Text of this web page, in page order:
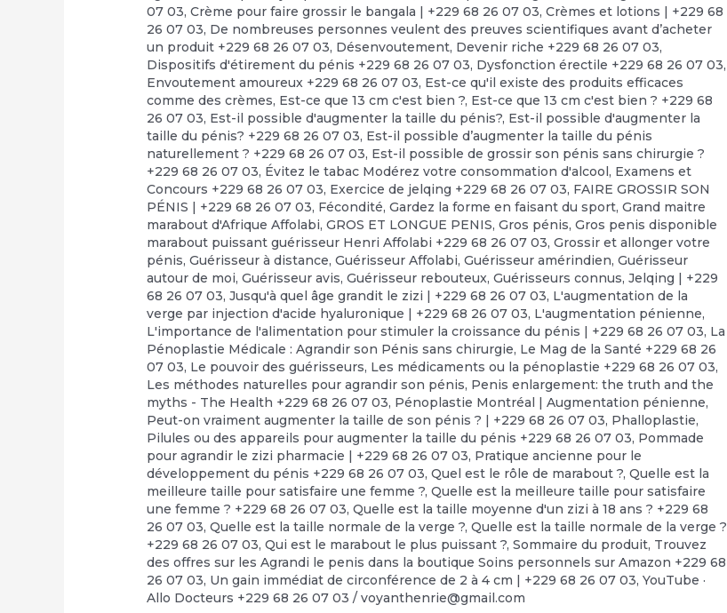
07 03,Crème pour faire grossir le bangala | +229 68 26 07 03,Crèmes et lotions | +229 68
26 07 03, De nombreuses personnes veulent des preuves scientifiques avant d’acheter
un produit +229 68 26 07 03, Désenvoutement, Devenir riche +229 68 26 07 03,
Dispositifs d'étirement du pénis +229 68 26 07 03, Dysfonction érectile +229 68 26 07 03,
Envoutement amoureux +229 68 26 07 03, Est-ce qu'il existe des produits efficaces
comme des crèmes, Est-ce que 13 cm c'est bien ?, Est-ce que 13 cm c'est bien ? +229 68
26 07 03, Est-il possible d'augmenter la taille du pénis?, Est-il possible d'augmenter la
taille du pénis? +229 68 26 07 03, Est-il possible d’augmenter la taille du pénis
naturellement ? +229 68 26 07 03, Est-il possible de grossir son pénis sans chirurgie ?
+229 68 26 07 03, Évitez le tabac Modérez votre consommation d'alcool , Examens et
Concours +229 68 26 07 03, Exercice de jelqing +229 68 26 07 03, FAIRE GROSSIR SON
PÉNIS | +229 68 26 07 03, Fécondité,Gardez la forme en faisant du sport,Grand maitre
marabout d'Afrique Affolabi,GROS ET LONGUE PENIS,Gros pénis,Gros penis disponible
marabout puissant guérisseur Henri Affolabi +229 68 26 07 03,Grossir et allonger votre
pénis,Guérisseur à distance,Guérisseur Affolabi,Guérisseur amérindien,Guérisseur
autour de moi,Guérisseur avis,Guérisseur rebouteux,Guérisseurs connus,Jelqing | +229
68 26 07 03,Jusqu'à quel âge grandit le zizi | +229 68 26 07 03, L'augmentation de la
verge par injection d'acide hyaluronique | +229 68 26 07 03, L'augmentation pénienne,
L'importance de l'alimentation pour stimuler la croissance du pénis | +229 68 26 07 03, La
Pénoplastie Médicale : Agrandir son Pénis sans chirurgie, Le Mag de la Santé +229 68 26
07 03, Le pouvoir des guérisseurs, Les médicaments ou la pénoplastie +229 68 26 07 03,
Les méthodes naturelles pour agrandir son pénis, Penis enlargement: the truth and the
myths - The Health +229 68 26 07 03, Pénoplastie Montréal | Augmentation pénienne,
Peut-on vraiment augmenter la taille de son pénis ? | +229 68 26 07 03, Phalloplastie,
Pilules ou des appareils pour augmenter la taille du pénis +229 68 26 07 03, Pommade
pour agrandir le zizi pharmacie | +229 68 26 07 03, Pratique ancienne pour le
développement du pénis +229 68 26 07 03,Quel est le rôle de marabout ?,Quelle est la
meilleure taille pour satisfaire une femme ?,Quelle est la meilleure taille pour satisfaire
une femme ? +229 68 26 07 03,Quelle est la taille moyenne d'un zizi à 18 ans ? +229 68
26 07 03,Quelle est la taille normale de la verge ?,Quelle est la taille normale de la verge ?
+229 68 26 07 03,Qui est le marabout le plus puissant ?,Sommaire du produit, Trouvez
des offres sur les Agrandi le penis dans la boutique Soins personnels sur Amazon +229 68
26 07 03, Un gain immédiat de circonférence de 2 à 4 cm | +229 68 26 07 03,YouTube ·
Allo Docteurs +229 68 26 07 03 /voyanthenrie@gmail.com